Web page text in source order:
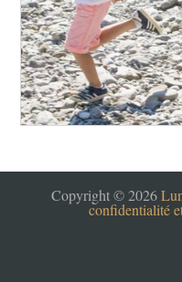
Copyright © 2026
confidentialité